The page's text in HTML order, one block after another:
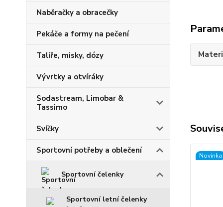
Naběračky a obracečky
Pekáče a formy na pečení
Talíře, misky, dózy
Vývrtky a otvíráky
Sodastream, Limobar &
Tassimo
Svíčky
Sportovní potřeby a oblečení
Sportovní čelenky
Sportovní letní čelenky
Novinka